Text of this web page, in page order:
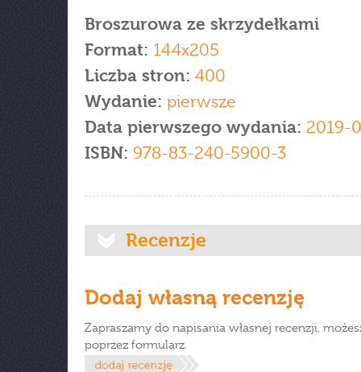
Broszurowa ze skrzydełkami
Format: 144x205
Liczba stron: 400
Wydanie: pierwsze
Data pierwszego wydania: 2019-
ISBN: 978-83-240-5900-3
Recenzje
Dodaj własną recenzję
Zapraszamy do napisania własnej recenzji,
poprzez formularz.